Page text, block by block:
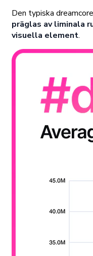
Den typiska
präglas av liminala
visuella element.